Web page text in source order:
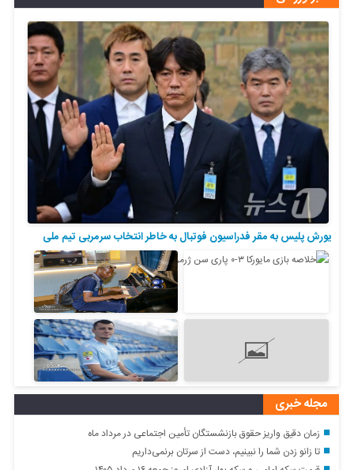
اربعین؛ حماسه باشکوه خدمت، ایثار و نجات جان انسان‌ها در مکتب سیدالشهدا (ع)
خلاصه بازی مایورکا ۳-۰ پاری سن ژرمن
فیلم «اولین» با بازی جولین مور، پایان‌بخش جشنواره فیلم لندن خواهد بود
خبر ورزشی
یورش پلیس به مقر فدراسیون فوتبال به خاطر انتخاب سرمربی تیم ملی